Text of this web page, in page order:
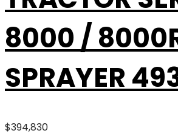
8000 /
SPRAYER
$394,830